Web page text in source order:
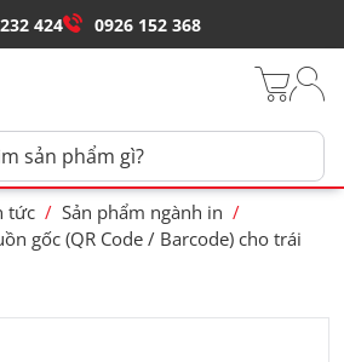
424 0926 152 368
tức / Sản phẩm ngành in /
gốc (QR Code / Barcode) cho trái